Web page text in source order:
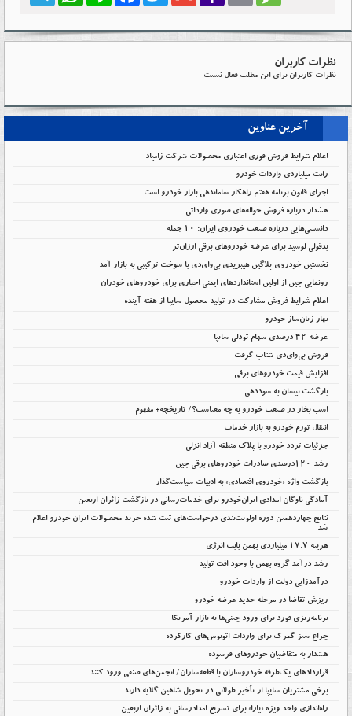
نظرات کاربران
نظرات کاربران برای این مطلب فعال نیست
آخرین عناوین
اعلام شرایط فروش فوری اعتباری محصولات شرکت زامیاد
رانت میلیاردی واردات خودرو
اجرای قانون برنامه هفتم راهکار ساماندهی بازار خودرو است
هشدار درباره فروش حواله‌های صوری وارداتی
دانستنی‌هایی درباره صنعت خودروی ایران؛ ۱۰ جمله
بدقولی لوسید برای عرضه خودروهای برقی ارزان‌تر
نخستین خودروی پلاگین هیبریدی بی‌وای‌دی با سوخت ترکیبی به بازار آمد
رونمایی چین از اولین استانداردهای ایمنی اجباری برای خودروهای خودران
اعلام شرایط فروش مشارکت در تولید محصول سایپا از هفته آینده
بهار زیان‌ساز خودرو
عرضه ۴۲ درصدی سهام تودلی سایپا
فروش بی‌وای‌دی شتاب گرفت
افزایش قیمت خودروهای برقی
بازگشت نیسان به سوددهی
اسب بخار در صنعت خودرو به چه معناست؟/ تاریخچه+ مفهوم
انتقال تورم خودرو به بازار خدمات
جزئیات تردد خودرو با پلاک منطقه آزاد انزلی
رشد ۱۲۰درصدی صادرات خودروهای برقی چین
بازگشت واژه «خودروی اقتصادی» به ادبیات سیاست‌گذار
آمادگی ناوگان امدادی ایران‌خودرو برای خدمات‌رسانی در بازگشت زائران اربعین
نتایج چهاردهمین دوره اولویت‌بندی درخواست‌های ثبت شده خرید محصولات ایران خودرو اعلام
شد
هزینه ۱۷.۷ میلیاردی بهمن بابت انرژی
رشد درآمد گروه بهمن با وجود افت تولید
درآمدزایی دولت از واردات خودرو
ریزش تقاضا در مرحله جدید عرضه خودرو
برنامه‌ریزی فورد برای ورود چینی‌ها به بازار آمریکا
چراغ سبز گمرک برای واردات اتوبوس‌های کارکرده
هشدار به متقاضیان خودروهای فرسوده
قراردادهای یک‌طرفه خودروسازان با قطعه‌سازان/ انجمن‌های صنفی ورود کنند
برخی مشتریان سایپا از تأخیر طولانی در تحویل شاهین گلایه دارند
راه‌اندازی واحد ویژه «یارا» برای تسریع امدادرسانی به زائران اربعین